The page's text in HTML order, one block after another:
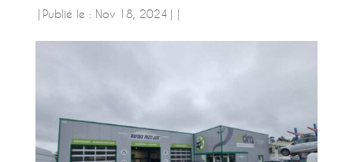
| Publié le : Nov 18, 2024 | |